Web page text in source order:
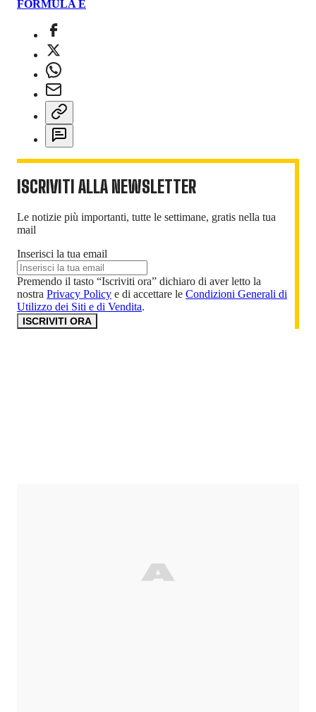
FORMULA E
ISCRIVITI ALLA NEWSLETTER
Le notizie più importanti, tutte le settimane, gratis nella tua
mail
Inserisci la tua email
Premendo il tasto “Iscriviti ora” dichiaro di aver letto la
nostra Privacy Policy e di accettare le Condizioni Generali di
Utilizzo dei Siti e di Vendita.
ISCRIVITI ORA